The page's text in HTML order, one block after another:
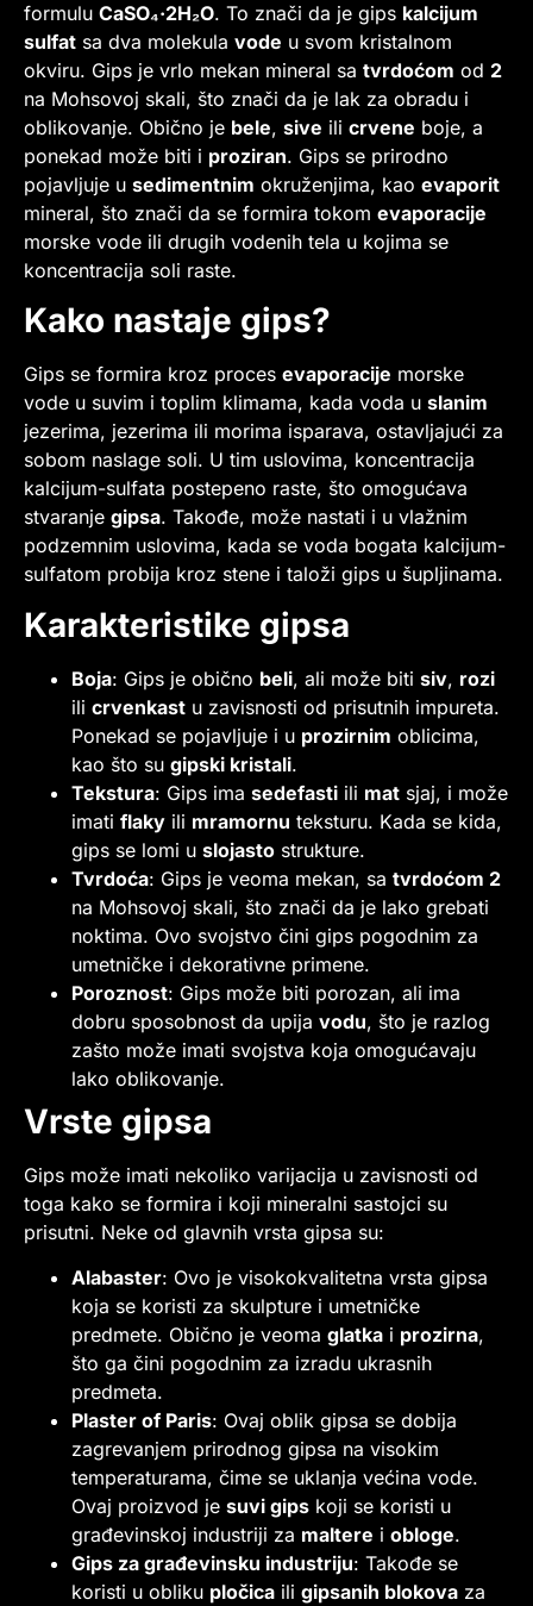
formulu CaSO₄·2H₂O. To znači da je gips kalcijum
sulfat sa dva molekula vode u svom kristalnom
okviru. Gips je vrlo mekan mineral sa tvrdoćom od 2
na Mohsovoj skali, što znači da je lak za obradu i
oblikovanje. Obično je bele, sive ili crvene boje, a
ponekad može biti i proziran. Gips se prirodno
pojavljuje u sedimentnim okruženjima, kao evaporit
mineral, što znači da se formira tokom evaporacije
morske vode ili drugih vodenih tela u kojima se
koncentracija soli raste.
Kako nastaje gips?
Gips se formira kroz proces evaporacije morske
vode u suvim i toplim klimama, kada voda u slanim
jezerima, jezerima ili morima isparava, ostavljajući za
sobom naslage soli. U tim uslovima, koncentracija
kalcijum-sulfata postepeno raste, što omogućava
stvaranje gipsa. Takođe, može nastati i u vlažnim
podzemnim uslovima, kada se voda bogata kalcijum-
sulfatom probija kroz stene i taloži gips u šupljinama.
Karakteristike gipsa
Boja: Gips je obično beli, ali može biti siv, rozi
ili crvenkast u zavisnosti od prisutnih impureta.
Ponekad se pojavljuje i u prozirnim oblicima,
kao što su gipski kristali.
Tekstura: Gips ima sedefasti ili mat sjaj, i može
imati flaky ili mramornu teksturu. Kada se kida,
gips se lomi u slojasto strukture.
Tvrdoća: Gips je veoma mekan, sa tvrdoćom 2
na Mohsovoj skali, što znači da je lako grebati
noktima. Ovo svojstvo čini gips pogodnim za
umetničke i dekorativne primene.
Poroznost: Gips može biti porozan, ali ima
dobru sposobnost da upija vodu, što je razlog
zašto može imati svojstva koja omogućavaju
lako oblikovanje.
Vrste gipsa
Gips može imati nekoliko varijacija u zavisnosti od
toga kako se formira i koji mineralni sastojci su
prisutni. Neke od glavnih vrsta gipsa su:
Alabaster: Ovo je visokokvalitetna vrsta gipsa
koja se koristi za skulpture i umetničke
predmete. Obično je veoma glatka i prozirna,
što ga čini pogodnim za izradu ukrasnih
predmeta.
Plaster of Paris: Ovaj oblik gipsa se dobija
zagrevanjem prirodnog gipsa na visokim
temperaturama, čime se uklanja većina vode.
Ovaj proizvod je suvi gips koji se koristi u
građevinskoj industriji za maltere i obloge.
Gips za građevinsku industriju: Takođe se
koristi u obliku pločica ili gipsanih blokova za